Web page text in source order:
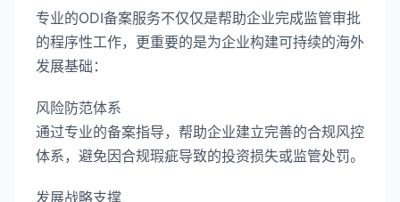
专业的ODI备案服务不仅仅是帮助企业完成监管审批
的程序性工作，更重要的是为企业构建可持续的海外
发展基础：
风险防范体系
通过专业的备案指导，帮助企业建立完善的合规风控
体系，避免因合规瑕疵导致的投资损失或监管处罚。
发展战略支撑